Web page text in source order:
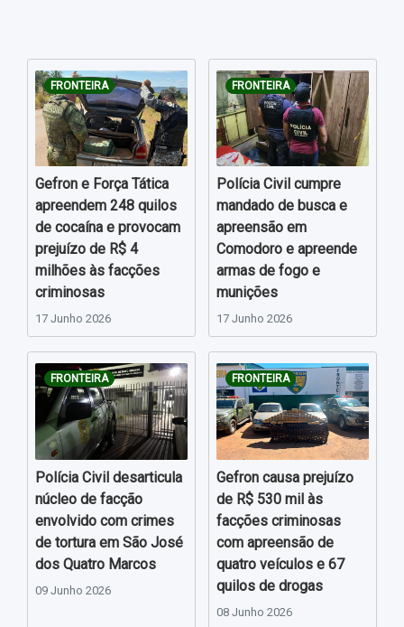
FRONTEIRA
Gefron e Força Tática
apreendem 248 quilos
de cocaína e provocam
prejuízo de R$ 4
milhões às facções
criminosas
17 Junho 2026
FRONTEIRA
Polícia Civil cumpre
mandado de busca e
apreensão em
Comodoro e apreende
armas de fogo e
munições
17 Junho 2026
FRONTEIRA
Polícia Civil desarticula
núcleo de facção
envolvido com crimes
de tortura em São José
dos Quatro Marcos
09 Junho 2026
FRONTEIRA
Gefron causa prejuízo
de R$ 530 mil às
facções criminosas
com apreensão de
quatro veículos e 67
quilos de drogas
08 Junho 2026